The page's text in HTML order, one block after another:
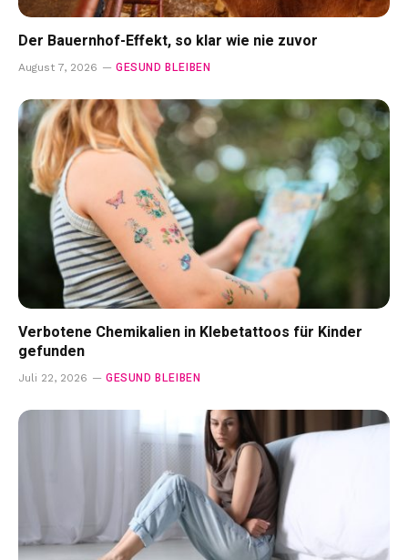
Der Bauernhof-Effekt, so klar wie nie zuvor
August 7, 2026 GESUND BLEIBEN
Verbotene Chemikalien in Klebetattoos für Kinder
gefunden
Juli 22, 2026 GESUND BLEIBEN